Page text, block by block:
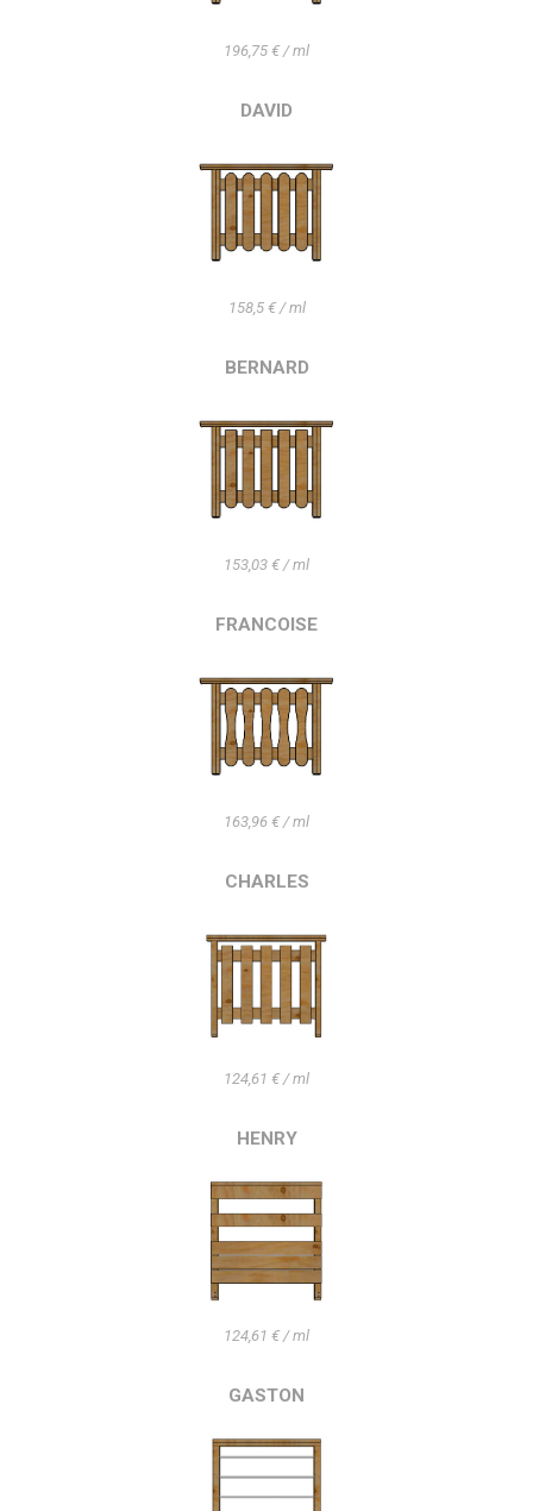
196,75 € / ml
DAVID
158,5 € / ml
BERNARD
153,03 € / ml
FRANCOISE
163,96 € / ml
CHARLES
124,61 € / ml
HENRY
124,61 € / ml
GASTON